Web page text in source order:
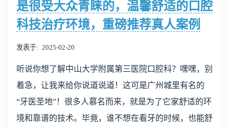
是很受大众青睐的，温馨舒适的口腔
科技治疗环境，重磅推荐真人案例
发表于 2025-02-20
听说你想了解中山大学附属第三医院口腔科？嘿嘿，别
着急，让我来给你说道说道！这可是广州城里有名的
“牙医圣地”！很多人慕名而来，就是为了它家舒适的环
境和靠谱的技术。毕竟，谁不想在看牙的时候，也能舒